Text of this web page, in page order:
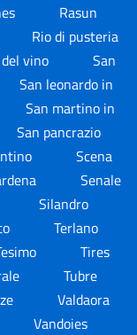
Rasun
Rio di pusteria
vino
San
San leonardo in
San martino in
San pancrazio
Scena
Senale
Silandro
Terlano
Tires
Tubre
Valdaora
Vandoies